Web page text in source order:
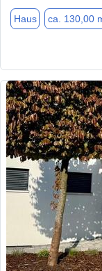
Haus ca. 130,00